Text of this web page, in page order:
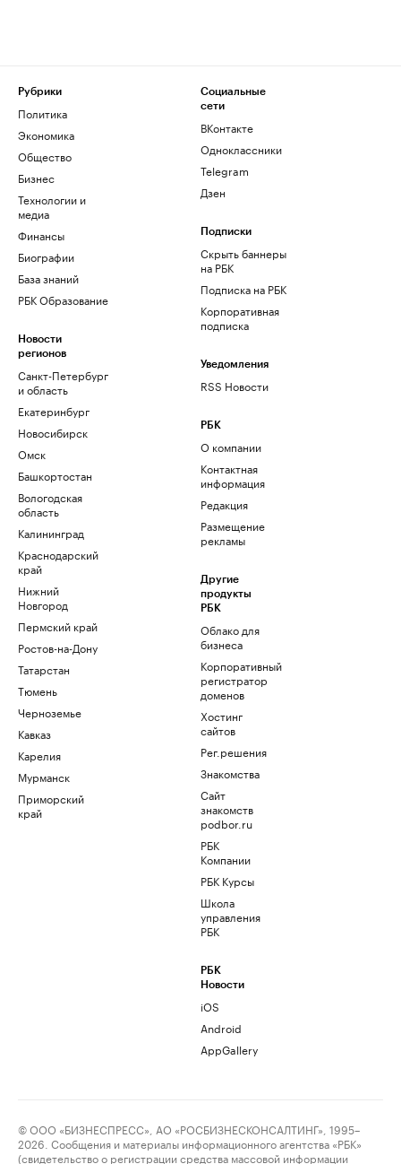
Рубрики
Политика
Экономика
Общество
Бизнес
Технологии и
медиа
Финансы
Биографии
База знаний
РБК Образование
Новости
регионов
Санкт-Петербург
и область
Екатеринбург
Новосибирск
Омск
Башкортостан
Вологодская
область
Калининград
Краснодарский
край
Нижний
Новгород
Пермский край
Ростов-на-Дону
Татарстан
Тюмень
Черноземье
Кавказ
Карелия
Мурманск
Приморский
край
Социальные
сети
ВКонтакте
Одноклассники
Telegram
Дзен
Подписки
Скрыть баннеры
на РБК
Подписка на РБК
Корпоративная
подписка
Уведомления
RSS Новости
РБК
О компании
Контактная
информация
Редакция
Размещение
рекламы
Другие
продукты
РБК
Облако для
бизнеса
Корпоративный
регистратор
доменов
Хостинг
сайтов
Рег.решения
Знакомства
Сайт
знакомств
podbor.ru
РБК
Компании
РБК Курсы
Школа
управления
РБК
РБК
Новости
iOS
Android
AppGallery
© ООО «БИЗНЕСПРЕСС», АО «РОСБИЗНЕСКОНСАЛТИНГ», 1995–
2026. Сообщения и материалы информационного агентства «РБК»
(свидетельство о регистрации средства массовой информации